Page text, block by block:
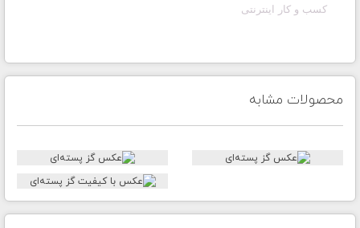
کسب و کار اینترنتی
محصولات مشابه